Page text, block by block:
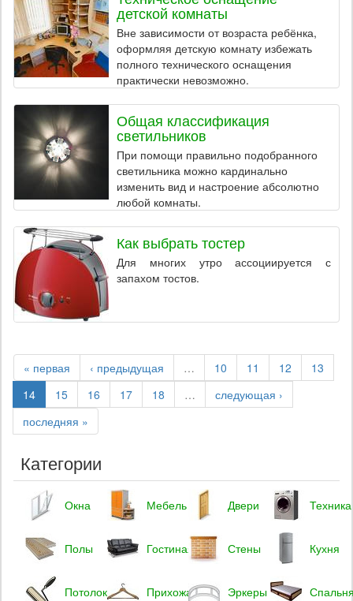
детской комнаты
Вне зависимости от возраста ребёнка,
оформляя детскую комнату избежать
полного технического оснащения
практически невозможно.
Общая классификация
светильников
При помощи правильно подобранного
светильника можно кардинально
изменить вид и настроение абсолютно
любой комнаты.
Как выбрать тостер
Для многих утро ассоциируется с
запахом тостов.
« первая ‹ предыдущая … 10 11 12
13
14
15 16 17 18 …
следующая ›
последняя »
Категории
Окна Мебель Двери Техника
Полы Гостиная Стены Кухня
Потолок Прихожая Эркеры